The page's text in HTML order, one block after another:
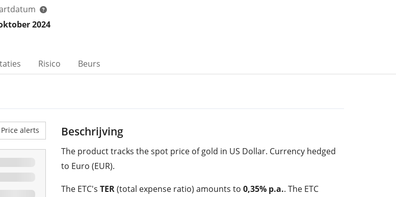
2024
Risico Beurs
Price alerts Beschrijving
The product tracks the spot price of gold in US Dollar. Currency hedged
to Euro (EUR).
The ETC's TER(total expense ratio) amounts to 0,35% p.a.. The ETC